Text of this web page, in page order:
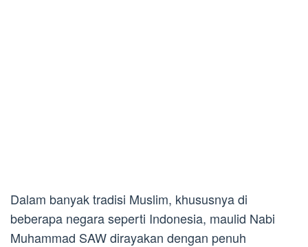
Dalam banyak tradisi Muslim, khususnya di
beberapa negara seperti Indonesia, maulid Nabi
Muhammad SAW dirayakan dengan penuh